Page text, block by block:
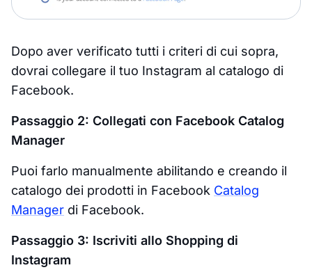
Dopo aver verificato tutti i criteri di cui sopra,
dovrai collegare il tuo Instagram al catalogo di
Facebook.
Passaggio 2: Collegati con Facebook Catalog
Manager
Puoi farlo manualmente abilitando e creando il
catalogo dei prodotti in Facebook Catalog
Manager di Facebook.
Passaggio 3: Iscriviti allo Shopping di
Instagram